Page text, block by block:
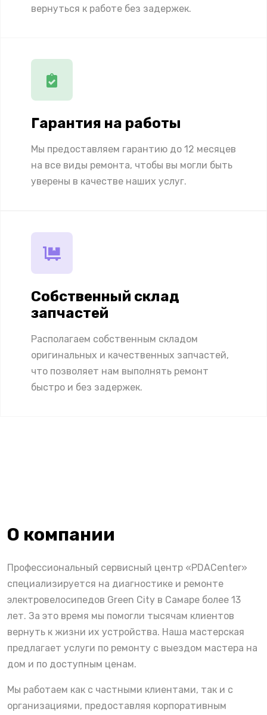
вернуться к работе без задержек.
Гарантия на работы
Мы предоставляем гарантию до 12 месяцев
на все виды ремонта, чтобы вы могли быть
уверены в качестве наших услуг.
Собственный склад
запчастей
Располагаем собственным складом
оригинальных и качественных запчастей,
что позволяет нам выполнять ремонт
быстро и без задержек.
О компании
Профессиональный сервисный центр «PDACenter»
специализируется на диагностике и ремонте
электровелосипедов Green City в Самаре более 13
лет. За это время мы помогли тысячам клиентов
вернуть к жизни их устройства. Наша мастерская
предлагает услуги по ремонту с выездом мастера на
дом и по доступным ценам.
Мы работаем как с частными клиентами, так и с
организациями, предоставляя корпоративным